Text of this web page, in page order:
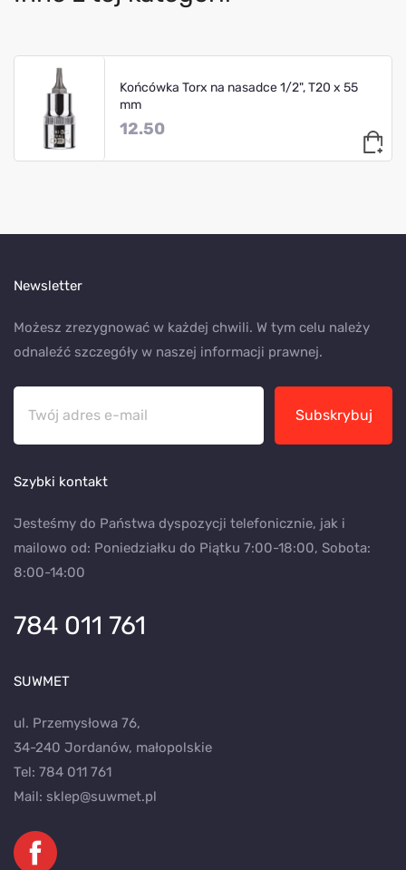
Końcówka Torx na nasadce 1/2", T20 x 55
mm
12.50
Newsletter
Możesz zrezygnować w każdej chwili. W tym celu należy
odnaleźć szczegóły w naszej informacji prawnej.
Subskrybuj
Szybki kontakt
Jesteśmy do Państwa dyspozycji telefonicznie, jak i
mailowo od: Poniedziałku do Piątku 7:00-18:00, Sobota:
8:00-14:00
784 011 761
SUWMET
ul. Przemysłowa 76,
34-240 Jordanów, małopolskie
Tel: 784 011 761
Mail: sklep@suwmet.pl